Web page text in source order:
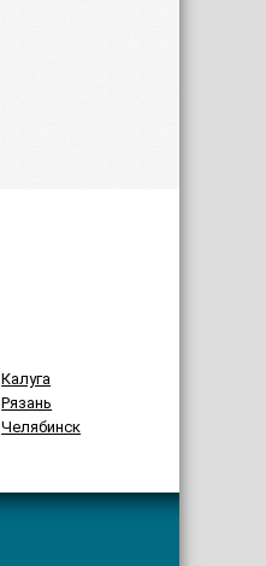
Калуга
Рязань
Челябинск